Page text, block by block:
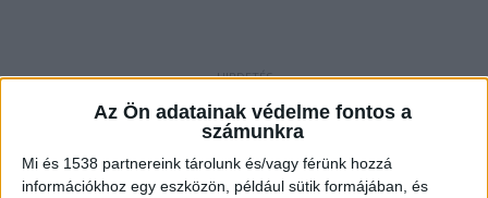
Az Ön adatainak védelme fontos a
számunkra
Mi és 1538 partnereink tárolunk és/vagy férünk hozzá
információkhoz egy eszközön, például sütik formájában, és
Titokzatos módon eltűnt
nyomozó fülébe az évek óta eltűntként keresett